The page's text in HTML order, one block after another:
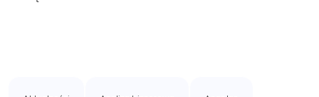
Konsolidacja finansowa
Kariera
Nearshoring